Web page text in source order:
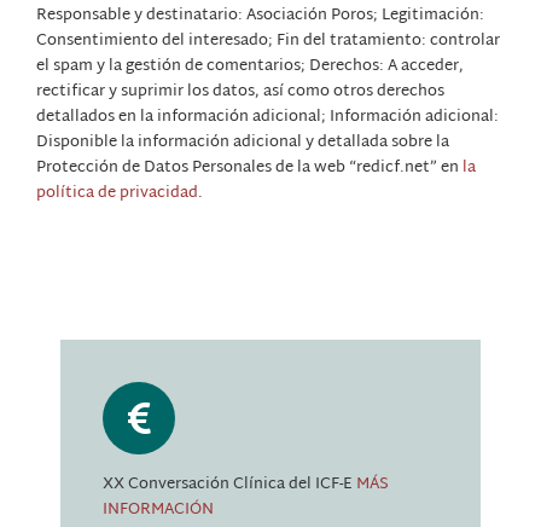
Responsable y destinatario: Asociación Poros; Legitimación:
Consentimiento del interesado; Fin del tratamiento: controlar
el spam y la gestión de comentarios; Derechos: A acceder,
rectificar y suprimir los datos, así como otros derechos
detallados en la información adicional; Información adicional:
Disponible la información adicional y detallada sobre la
Protección de Datos Personales de la web “redicf.net” en la
política de privacidad.
XX Conversación Clínica del ICF-E MÁS
INFORMACIÓN